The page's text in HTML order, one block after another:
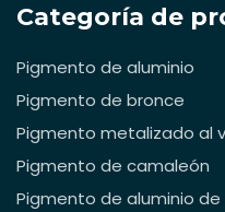
Categoría de
Pigmento de aluminio
Pigmento de bronce
Pigmento metalizado al
Pigmento de camaleón
Pigmento de aluminio de